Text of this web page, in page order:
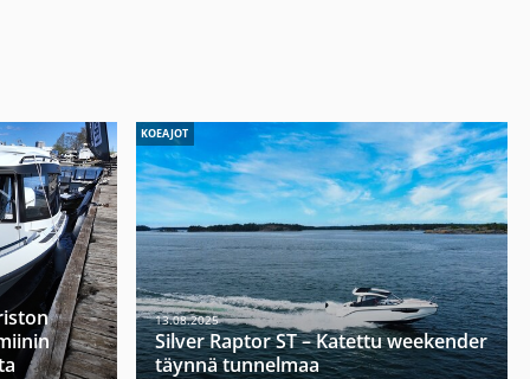
KOEAJOT
13.08.2025
Silver Raptor ST – Katettu weekender
täynnä tunnelmaa